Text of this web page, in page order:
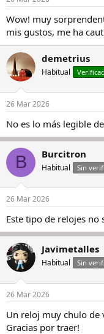
Wow! muy
mis gustos, me ha
demetrius
Habitual
26 Mar 2026
No es lo más legible
B Burcitron
Habitual Sin
26 Mar 2026
Este tipo de relojes no
Javimetalles
Habitual Sin
26 Mar 2026
Un reloj muy chulo de
Gracias por traer!